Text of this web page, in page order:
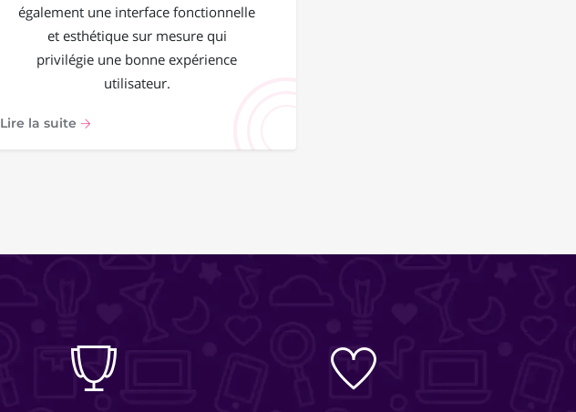
également une interface fonctionnelle
et esthétique sur mesure qui
privilégie une bonne expérience
utilisateur.
Lire la suite